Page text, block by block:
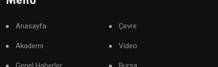
Anasayfa Çevre
Akademi Video